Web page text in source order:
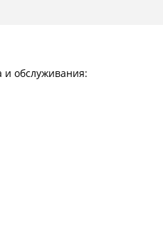
обслуживания: